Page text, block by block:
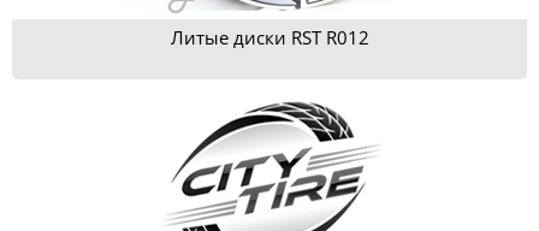
Литые диски RST R012